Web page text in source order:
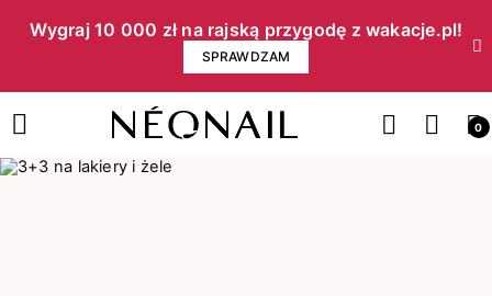
Wygraj 10 000 zł na rajską przygodę z wakacje.pl!​
SPRAWDZAM
0